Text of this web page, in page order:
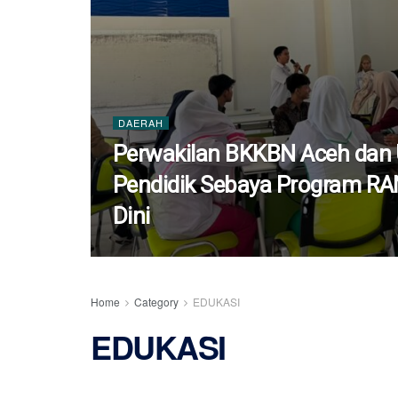
DAERAH
Perwakilan BKKBN Aceh dan
Pendidik Sebaya Program
Dini
Home Category EDUKASI
EDUKASI